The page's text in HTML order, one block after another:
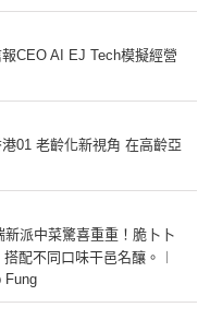
CEO AI EJ Tech模擬經營
01 老齡化新視角 在高齡亞
新派中菜驚喜重重！脆卜卜
配不同口味干邑名釀。︱
Fung